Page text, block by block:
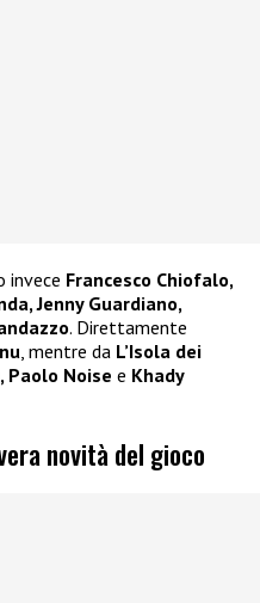
invece Francesco Chiofalo,
Jenny Guardiano,
. Direttamente
, mentre da L’Isola dei
Paolo Noise e Khady
novità del gioco